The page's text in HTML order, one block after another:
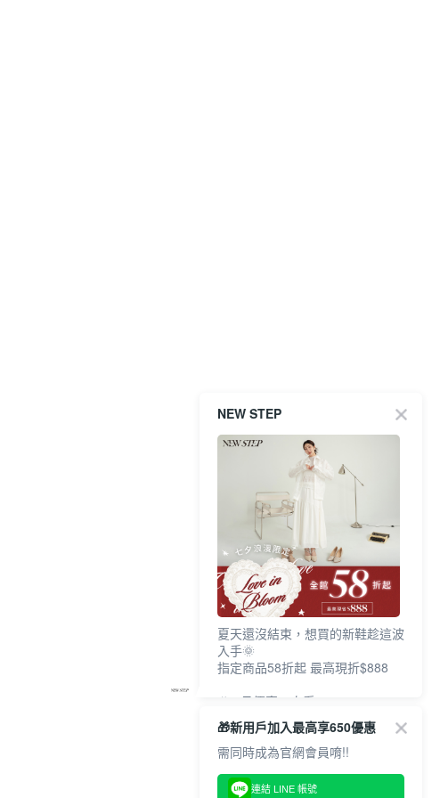
NEW STEP
夏天還沒結束，想買的新鞋趁這波
入手🌞
指定商品58折起 最高現折$888
🎉 8月優惠一次看
①LINE購物最高10%回饋
②每周限定品現折200
③指定商品58折起 最高現折$888
上班鞋、休閒鞋、涼鞋一次逛齊
🎁新用戶加入最高享650優惠
需同時成為官網會員唷!!
連結 LINE 帳號